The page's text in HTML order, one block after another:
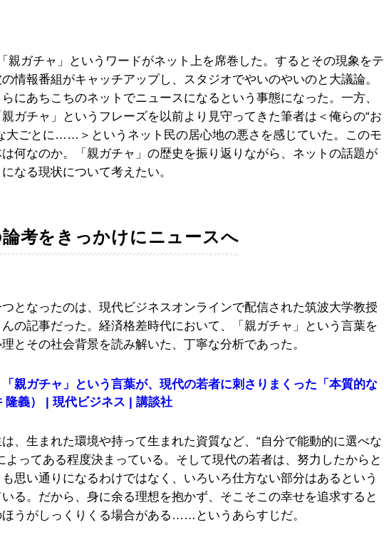
親ガチャ」というワードがネット上を席巻した。するとその現象をテ
情報番組がキャッチアップし、スタジオでやいのやいのと大議論。
にあちこちのネットでニュースになるという事態になった。一方、
ガチャ」というフレーズを以前より見守ってきた筆者は＜俺らの“お
大ごとに……＞というネット民の居心地の悪さを感じていた。このモ
何なのか。「親ガチャ」の歴史を振り返りながら、ネットの話題が
になる現状について考えたい。
考をきっかけにニュースへ
となったのは、現代ビジネスオンラインで配信された筑波大学教授
の記事だった。経済格差時代において、「親ガチャ」という言葉を
とその社会背景を読み解いた、丁寧な分析であった。
「親ガチャ」という言葉が、現代の若者に刺さりまくった「本質的な
隆義） | 現代ビジネス | 講談社
、生まれた環境や持って生まれた資質など、“自分で能動的に選べな
よってある程度決まっている。そして現代の若者は、努力したからと
思い通りになるわけではなく、いろいろ仕方ない部分はあるという
る。だから、身に余る理想を抱かず、そこそこの幸せを追求すると
うがしっくりくる場合がある……というあらすじだ。